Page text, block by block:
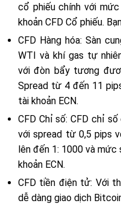
cổ phiếu chính với
khoản CFD Cổ phiếu.
CFD Hàng hóa: Sàn
WTI và khí gas tự
với đòn bẩy tương
Spread từ 4 đến 11
tài khoản ECN.
CFD Chỉ số: CFD chỉ số
với spread từ 0,5 pips
lên đến 1: 1000 và
khoản ECN.
CFD tiền điện tử: Với
dễ dàng giao dịch